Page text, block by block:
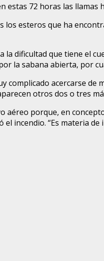
estas 72 horas las
los esteros que ha
la dificultad que tiene el
la sabana abierta, por
complicado acercarse
otros dos o tres
aéreo porque, en
incendio. “Es materia